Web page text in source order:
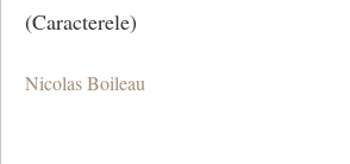
(Caracterele)
Nicolas Boileau